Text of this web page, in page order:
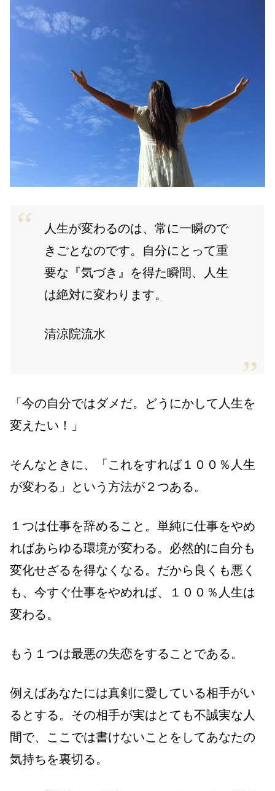
人生が変わるのは、常に一瞬ので
きごとなのです。自分にとって重
要な『気づき』を得た瞬間、人生
は絶対に変わります。
清涼院流水
「今の自分ではダメだ。どうにかして人生を
変えたい！」
そんなときに、「これをすれば１００％人生
が変わる」という方法が２つある。
１つは仕事を辞めること。単純に仕事をやめ
ればあらゆる環境が変わる。必然的に自分も
変化せざるを得なくなる。だから良くも悪く
も、今すぐ仕事をやめれば、１００％人生は
変わる。
もう１つは最悪の失恋をすることである。
例えばあなたには真剣に愛している相手がい
るとする。その相手が実はとても不誠実な人
間で、ここでは書けないことをしてあなたの
気持ちを裏切る。